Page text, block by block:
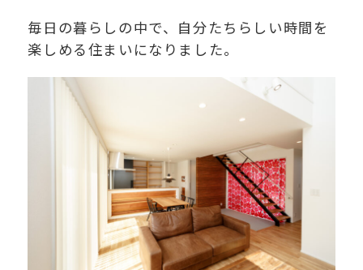
毎日の暮らしの中で、自分たちらしい時間を
楽しめる住まいになりました。